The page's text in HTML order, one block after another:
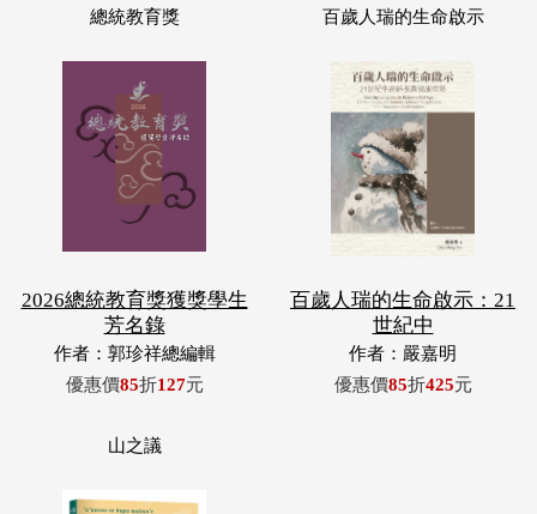
總統教育獎
2026總統教育獎獲獎學生
芳名錄
作者：郭珍祥總編輯
優惠價85折127元
百歲人瑞的生命啟示
百歲人瑞的生命啟示：21
世紀中
作者：嚴嘉明
優惠價85折425元
山之議